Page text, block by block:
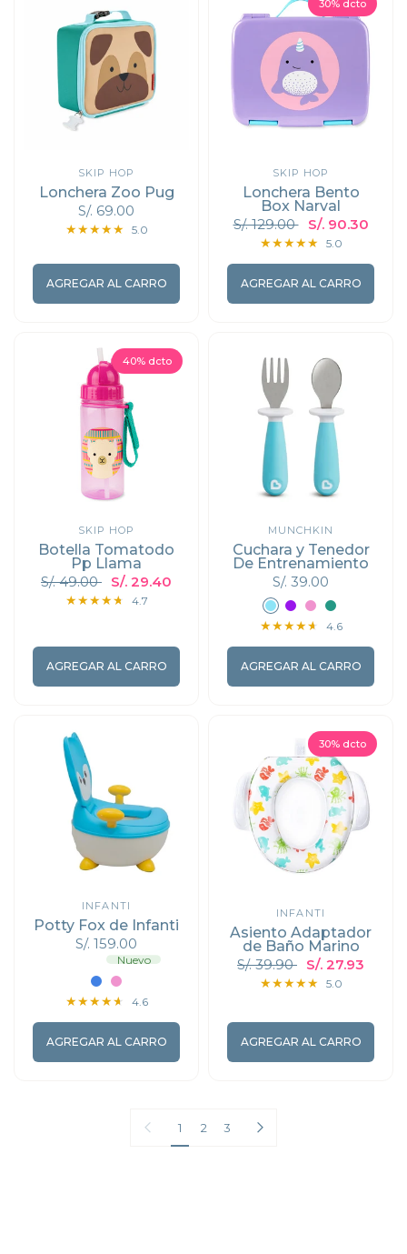
SKIP HOP
Lonchera Zoo Pug
S/. 69.00
5.0
AGREGAR AL CARRO
30% dcto
SKIP HOP
Lonchera Bento
Box Narval
S/. 129.00
S/. 90.30
5.0
AGREGAR AL CARRO
40% dcto
SKIP HOP
Botella Tomatodo
Pp Llama
S/. 49.00 S/. 29.40
4.7
AGREGAR AL CARRO
MUNCHKIN
Cuchara y Tenedor
De Entrenamiento
S/. 39.00
Celeste
Morado
Rosado
Verde
4.6
AGREGAR AL CARRO
INFANTI
Potty Fox de Infanti
S/. 159.00
Nuevo
AzulRosado
4.6
AGREGAR AL CARRO
30% dcto
INFANTI
Asiento Adaptador
de Baño Marino
S/. 39.90 S/. 27.93
5.0
AGREGAR AL CARRO
Pagina anterior
1 2 3 Página siguiente